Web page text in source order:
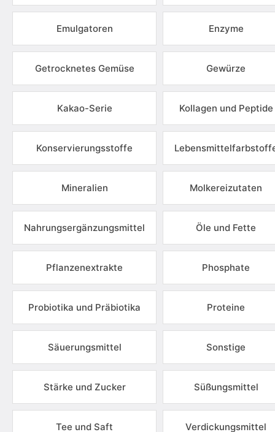
Emulgatoren Enzyme
Getrocknetes Gemüse Gewürze
Kakao-Serie Kollagen und Peptide
Konservierungsstoffe
Mineralien Molkereizutaten
Nahrungsergänzungsmittel Öle und Fette
Pflanzenextrakte Phosphate
Probiotika und Präbiotika Proteine
Säuerungsmittel Sonstige
Stärke und Zucker Süßungsmittel
Tee und Saft Verdickungsmittel